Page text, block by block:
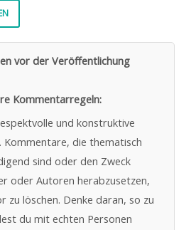
vor der Veröffentlichung
Kommentarregeln:
und konstruktive
Kommentare, die thematisch
sind oder den Zweck
oder Autoren herabzusetzen,
zu löschen. Denke daran, so zu
du mit echten Personen